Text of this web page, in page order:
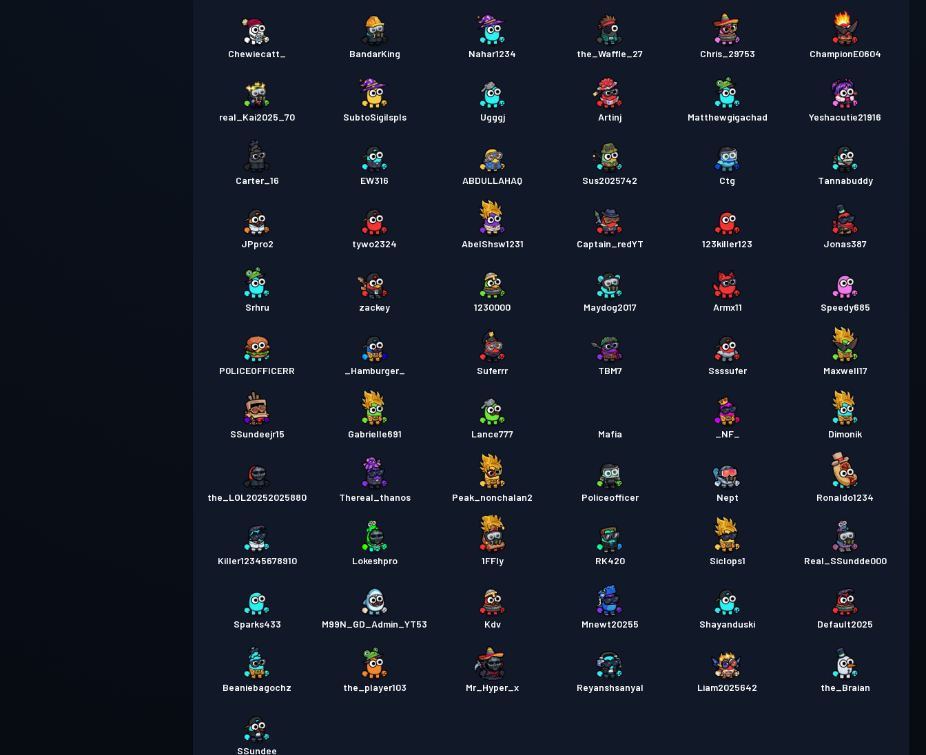
Chewiecatt_ BandarKing Nahar1234 the_Waffle_27 Chris_29753 ChampionE0604
real_Kai2025_70 SubtoSigilspls Ugggj Artinj Matthewgigachad Yeshacutie21916
Carter_16 EW316 ABDULLAHAQ Sus2025742 Ctg Tannabuddy
JPpro2 tywo2324 AbelShsw1231 Captain_redYT 123killer123 Jonas387
Srhru zackey 1230000 Maydog2017 Armx11 Speedy685
P0LICEOFFICERR _Hamburger_ Suferrr TBM7 Ssssufer Maxwell17
SSundeejr15 Gabrielle691 Lance777 Mafia _NF_ Dimonik
the_LOL20252025880 Thereal_thanos Peak_nonchalan2 Policeofficer Nept Ronaldo1234
Killer12345678910 Lokeshpro 1FFly RK420 Siclops1 Real_SSundde000
Sparks433 M99N_GD_Admin_YT53 Kdv Mnewt20255 Shayanduski Default2025
Beaniebagochz the_player103 Mr_Hyper_x Reyanshsanyal Liam2025642 the_Braian
SSundee